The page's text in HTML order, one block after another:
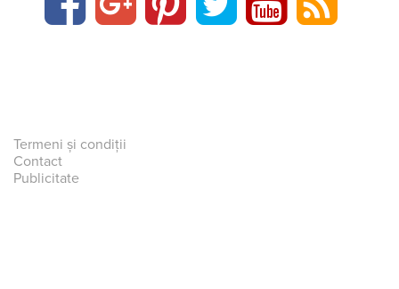
Termeni și condiții
Contact
Publicitate